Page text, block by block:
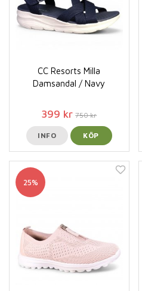
CC Resorts Milla
Damsandal / Navy
399 kr 750 kr
INFO KÖP
25%